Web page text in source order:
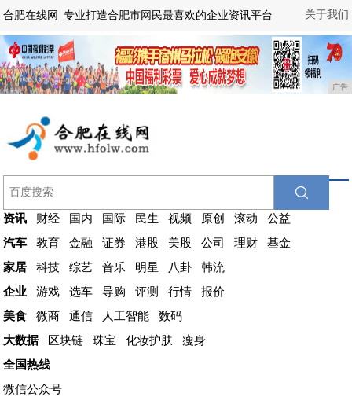
关于我们
合肥在线网_专业打造合肥市网民最喜欢的企业资讯平台
广告
资讯 财经 国内 国际 民生 视频 原创 滚动
公益
汽车
教育 金融 证券 港股 美股 公司 理财
基金
家居
科技 综艺 音乐 明星 八卦
韩流
企业
游戏 选车 导购 评测 行情
报价
美食
微商 通信 人工智能
数码
大数据
区块链 珠宝 化妆护肤
瘦身
全国热线
微信公众号